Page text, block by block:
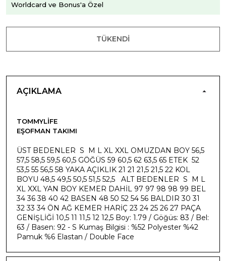
Worldcard ve Bonus'a Özel
TÜKENDI
AÇIKLAMA
TOMMYLIFE
EŞOFMAN TAKIMI
ÜST BEDENLER S M L XL XXL OMUZDAN BOY 56,5
57,5 58,5 59,5 60,5 GÖĞÜS 59 60,5 62 63,5 65 ETEK 52
53,5 55 56,5 58 YAKA AÇIKLIK 21 21 21,5 21,5 22 KOL
BOYU 48,5 49,5 50,5 51,5 52,5 ALT BEDENLER S M L
XL XXL YAN BOY KEMER DAHİL 97 97 98 98 99 BEL
34 36 38 40 42 BASEN 48 50 52 54 56 BALDIR 30 31
32 33 34 ÖN AĞ KEMER HARİÇ 23 24 25 26 27 PAÇA
GENİŞLİĞİ 10,5 11 11,5 12 12,5 Boy: 1.79 / Göğüs: 83 / Bel:
63 / Basen: 92 - S Kumaş Bilgisi : %52 Polyester %42
Pamuk %6 Elastan / Double Face